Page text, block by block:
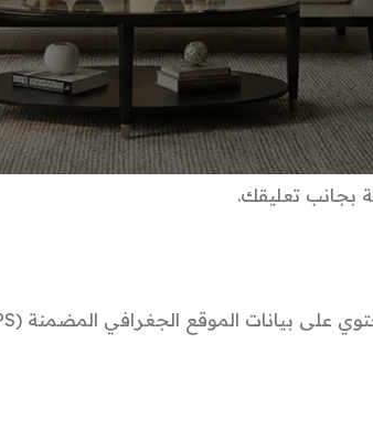
https://
بجانب تعليقك.